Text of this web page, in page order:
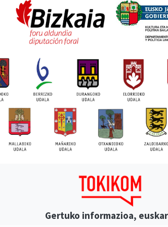
Gertuko informazioa,